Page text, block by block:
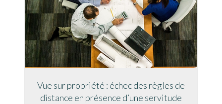
Vue sur propriété : échec des règles de
distance en présence d’une servitude